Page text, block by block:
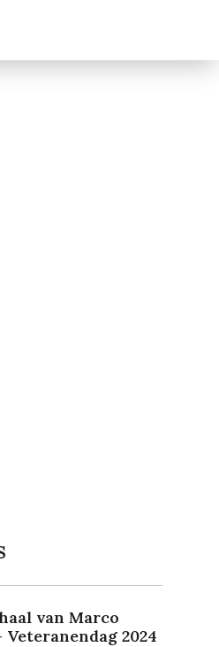
van Marco
Veteranendag 2024